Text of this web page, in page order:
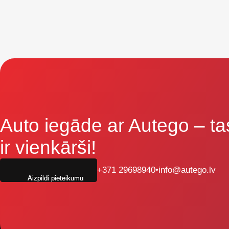
Auto iegāde ar Autego –
ir vienkārši!
+371 29698940•info@autego.lv